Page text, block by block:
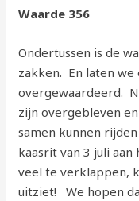
Waarde 356
Ondertussen is de
zakken. En laten
overgewaardeerd.
zijn overgebleven
samen kunnen
kaasrit van 3 juli
veel te verklappen,
uitziet! We hopen